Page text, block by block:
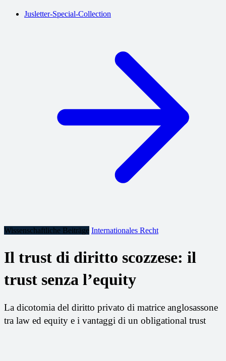
Jusletter-Special-Collection
Wissenschaftliche Beiträge Internationales Recht
Il trust di diritto scozzese: il
trust senza l’equity
La dicotomia del diritto privato di matrice anglosassone
tra law ed equity e i vantaggi di un obligational trust